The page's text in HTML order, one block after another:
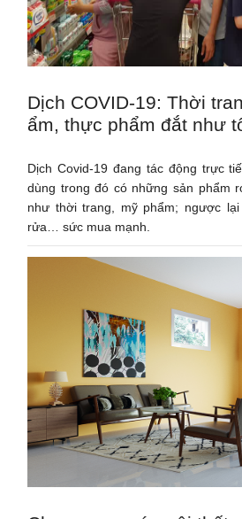
Dịch COVID-19: Thời
ẩm, thực phẩm đắt như
Dịch Covid-19 đang tác động trực
dùng trong đó có những sản phẩm
như thời trang, mỹ phẩm; ngược
rửa… sức mua mạnh.